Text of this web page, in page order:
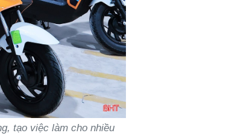
tạo việc làm cho nhiều